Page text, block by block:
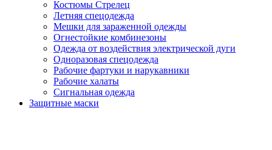
Костюмы Стрелец
Летняя спецодежда
Мешки для зараженной одежды
Огнестойкие комбинезоны
Одежда от воздействия электрической дуги
Одноразовая спецодежда
Рабочие фартуки и нарукавники
Рабочие халаты
Сигнальная одежда
Защитные маски